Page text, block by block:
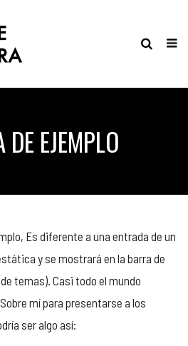
DE EJEMPLO
Es diferente a una entrada de un
y se mostrará en la barra de
temas). Casi todo el mundo
mí para presentarse a los
ser algo así: